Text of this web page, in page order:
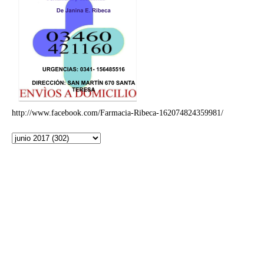
http://www.facebook.com/Farmacia-Ribeca-162074824359981/